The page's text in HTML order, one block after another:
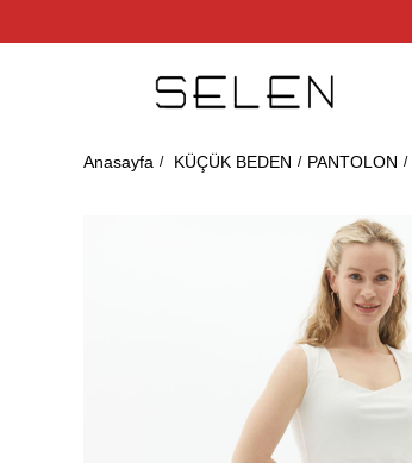
Anasayfa KÜÇÜK BEDEN PANTOLON